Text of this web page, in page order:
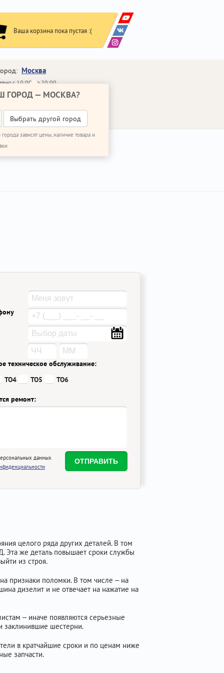
Ваша корзина пока пустая :(
Москва
ГОРОД — МОСКВА?
Выбрать другой город
зависят цены, наличие товара и
с 10:00 до 20:00
648-64-30
МНЕ
техническое обслуживание:
ТО4 ТО5 ТО6
ремонт:
данных
целого ряда других деталей. В том
Эта же деталь повышает сроки службы
из строя.
признаки поломки. В том числе – на
дизелит и не отвечает на нажатие на
– иначе появляются серьезные
заклинившие шестерни.
в кратчайшие сроки и по ценам ниже
запчасти.